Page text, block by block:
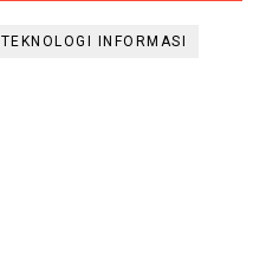
TEKNOLOGI INFORMASI